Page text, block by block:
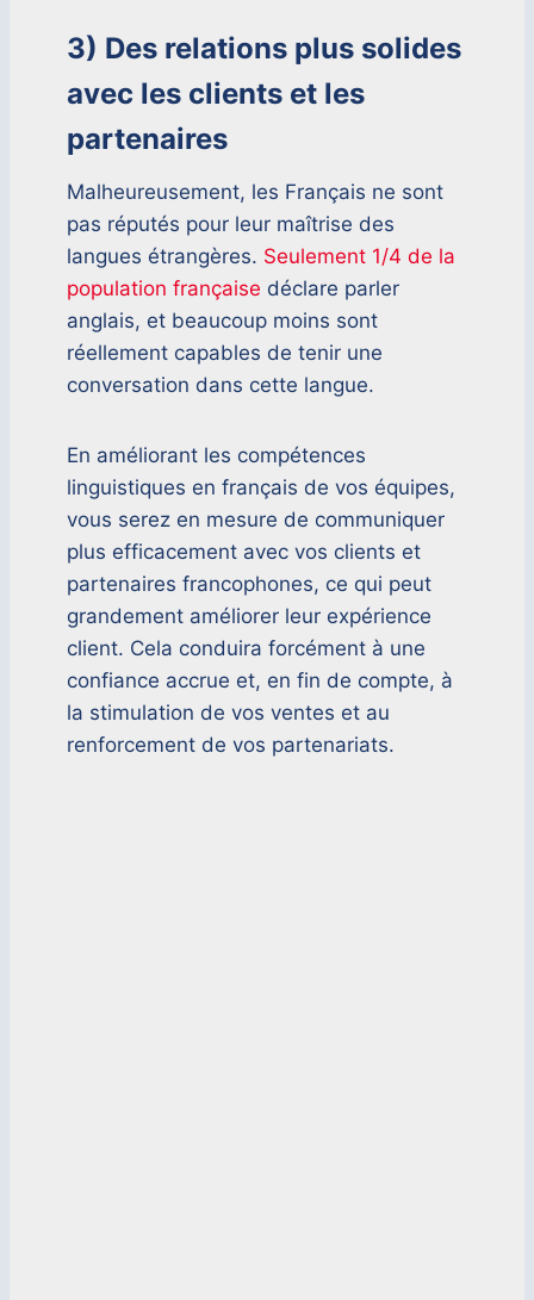
3) Des relations plus solides
avec les clients et les
partenaires
Malheureusement, les Français ne sont
pas réputés pour leur maîtrise des
langues étrangères. Seulement 1/4 de la
population française déclare parler
anglais, et beaucoup moins sont
réellement capables de tenir une
conversation dans cette langue.
En améliorant les compétences
linguistiques en français de vos équipes,
vous serez en mesure de communiquer
plus efficacement avec vos clients et
partenaires francophones, ce qui peut
grandement améliorer leur expérience
client. Cela conduira forcément à une
confiance accrue et, en fin de compte, à
la stimulation de vos ventes et au
renforcement de vos partenariats.